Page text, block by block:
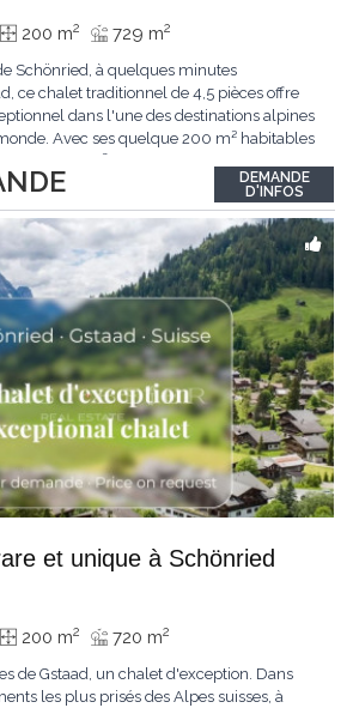
200 m2 729 m2
Schönried, à quelques minutes
ce chalet traditionnel de 4,5 pièces offre
dans l'une des destinations alpines
Avec ses quelque 200 m² habitables
une vue dégagée sur le village de
...
DEMANDE
D'INFOS
et unique à Schönried
200 m2 720 m2
de Gstaad, un chalet d'exception. Dans
les plus prisés des Alpes suisses, à